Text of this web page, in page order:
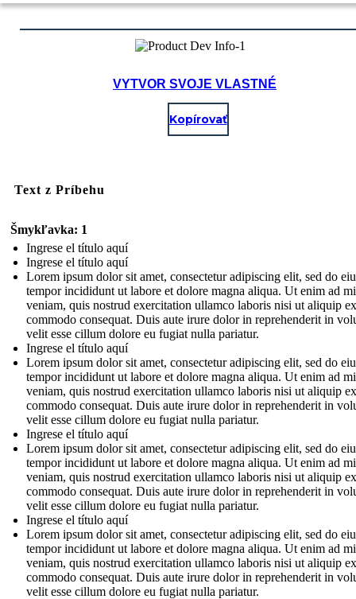
VYTVOR SVOJE VLASTNÉ
Kopírovať
Text z Príbehu
Šmykľavka: 1
Ingrese el título aquí
Ingrese el título aquí
Lorem ipsum dolor sit amet, consectetur adipiscing elit, sed do
tempor incididunt ut labore et dolore magna aliqua. Ut enim ad
veniam, quis nostrud exercitation ullamco laboris nisi ut aliquip
commodo consequat. Duis aute irure dolor in reprehenderit in
velit esse cillum dolore eu fugiat nulla pariatur.
Ingrese el título aquí
Lorem ipsum dolor sit amet, consectetur adipiscing elit, sed do
tempor incididunt ut labore et dolore magna aliqua. Ut enim ad
veniam, quis nostrud exercitation ullamco laboris nisi ut aliquip
commodo consequat. Duis aute irure dolor in reprehenderit in
velit esse cillum dolore eu fugiat nulla pariatur.
Ingrese el título aquí
Lorem ipsum dolor sit amet, consectetur adipiscing elit, sed do
tempor incididunt ut labore et dolore magna aliqua. Ut enim ad
veniam, quis nostrud exercitation ullamco laboris nisi ut aliquip
commodo consequat. Duis aute irure dolor in reprehenderit in
velit esse cillum dolore eu fugiat nulla pariatur.
Ingrese el título aquí
Lorem ipsum dolor sit amet, consectetur adipiscing elit, sed do
tempor incididunt ut labore et dolore magna aliqua. Ut enim ad
veniam, quis nostrud exercitation ullamco laboris nisi ut aliquip
commodo consequat. Duis aute irure dolor in reprehenderit in
velit esse cillum dolore eu fugiat nulla pariatur.